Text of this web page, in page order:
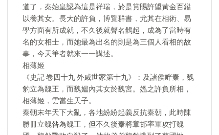
道了，秦始皇認為這是祥瑞，於是賞賜許望黃金百鎰
以養其女。長大的許負，博覽群書，尤其在相術、易
學方面有所成就，不久後就聲名鵲起，成為了當時有
名的女相士，而她最為出名的則是為三個人看相的故
事，今天筆者就來一一講述。
相薄姬
《史記·卷四十九·外戚世家第十九》：及諸侯畔秦，魏
豹立為魏王，而魏媼內其女於魏宮。媼之許負所相，
相薄姬，雲當生天子。
秦朝末年天下大亂，各地紛紛起義反抗秦朝，此時陳
勝冊立魏咎為魏王，但不久後秦將章邯率軍攻打魏